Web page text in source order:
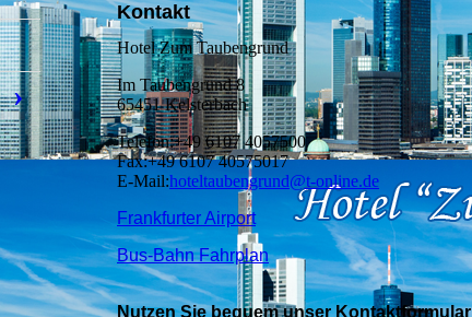
Kontakt
Hotel Zum Taubengrund
Im Taubengrund 8
65451 Kelsterbach
Telefon:+49 6107 4057500
Fax:+49 6107 40575017
E-Mail:hoteltaubengrund@t-online.de
Frankfurter Airport
Bus-Bahn Fahrplan
Nutzen Sie bequem unser Kontaktformular